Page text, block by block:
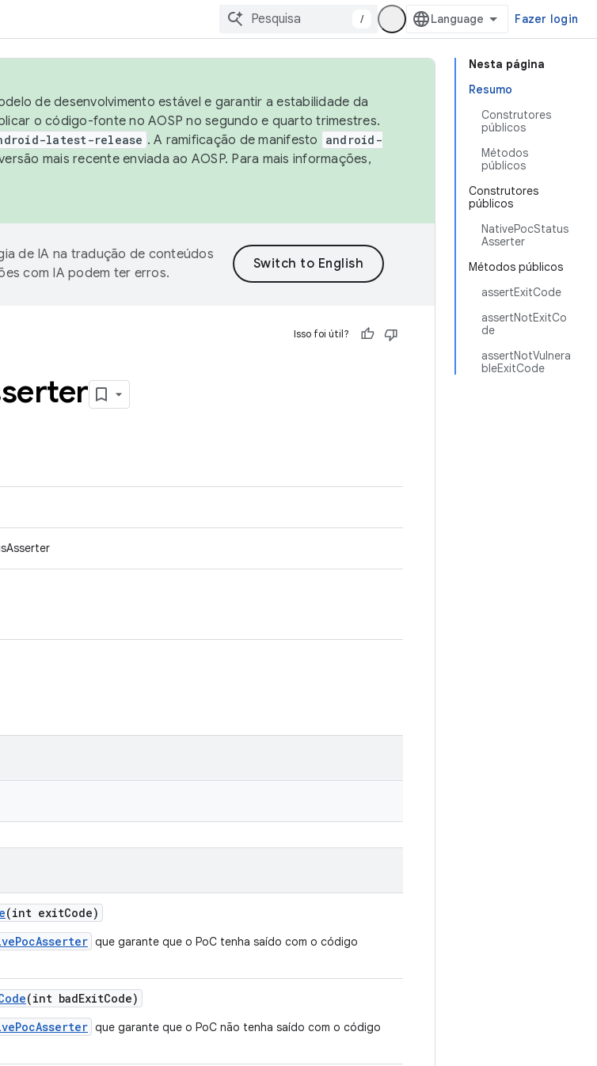
/ Fazer login
Nesta página
Resumo
Construtores
públicos
Métodos
públicos
Construtores
públicos
NativePocStatus
Asserter
Métodos públicos
assertExitCode
assertNotExitCo
de
assertNotVulnera
bleExitCode
de desenvolvimento estável e garantir a estabilidade da
o código-fonte no AOSP no segundo e quarto trimestres.
latest-release . A ramificação de manifesto
android-
mais recente enviada ao AOSP. Para mais informações,
de IA na tradução de conteúdos
com IA podem ter erros.
Isso foi útil?
(int exitCode)
que garante que o PoC tenha saído com o código
(int badExitCode)
que garante que o PoC não tenha saído com o código